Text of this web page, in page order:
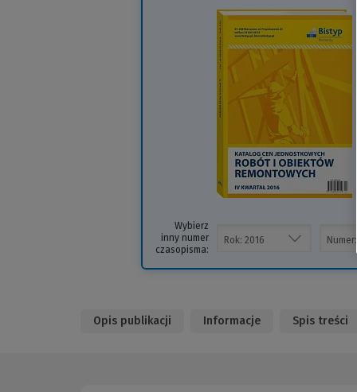
Wybierz
inny numer
czasopisma:
Opis publikacji Informacje Spis treści